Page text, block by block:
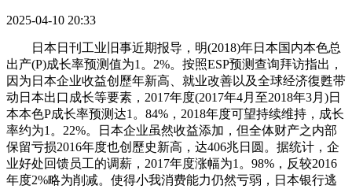
2025-04-10 20:33
日本日刊工业旧事近期报导，明(2018)年日本国内本色总
出产(P)成长率预测值为1。2%。按照ESP预测查询拜访指出，
因为日本企业收益创歷年新高、就业改善以及全球经济復甦带
动日本出口成长等要素，2017年度(2017年4月至2018年3月)日
本本色P成长率预测达1。84%，2018年度可望持续维持，成长
率约为1。22%。日本企业虽然收益添加，但全体财产之内部
保留亏损2016年度也创歷史新高，达406兆日圆。据统计，企
业好处回馈员工的调薪，2017年度涨幅为1。98%，反较2016
年度2%略为削减。使得小我消费能力仍然亏弱，日本银行逃